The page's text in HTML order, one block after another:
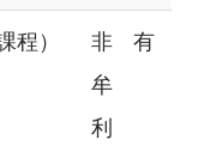
程）
非
牟
利
有